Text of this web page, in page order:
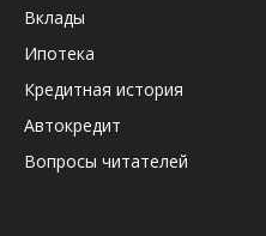
Вклады
Ипотека
Кредитная история
Автокредит
Вопросы читателей